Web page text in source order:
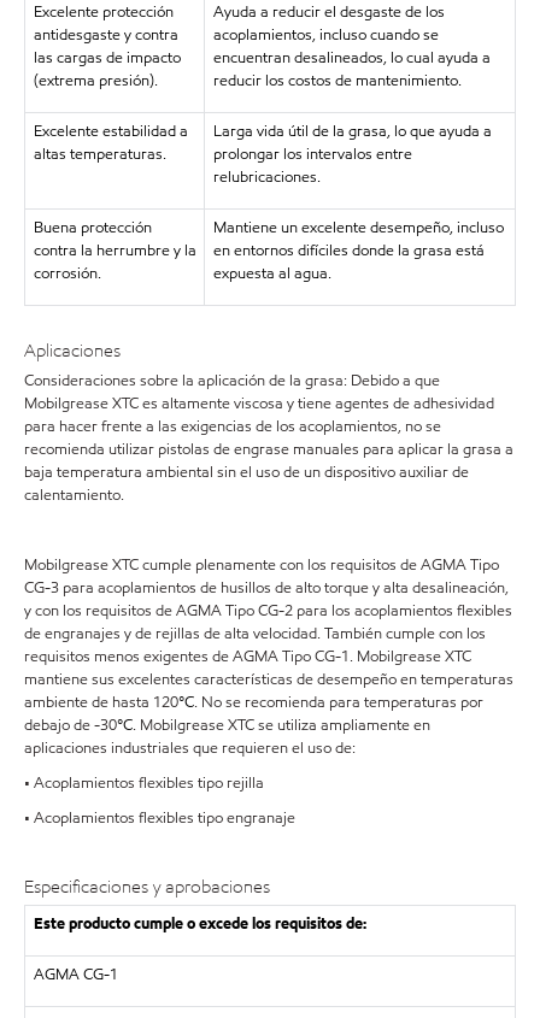
Excelente protección
antidesgaste y contra
las cargas de impacto
(extrema presión).
Ayuda a reducir el desgaste de los
acoplamientos, incluso cuando se
encuentran desalineados, lo cual ayuda a
reducir los costos de mantenimiento.
Excelente estabilidad a
altas temperaturas.
Larga vida útil de la grasa, lo que ayuda a
prolongar los intervalos entre
relubricaciones.
Buena protección
contra la herrumbre y la
corrosión.
Mantiene un excelente desempeño, incluso
en entornos difíciles donde la grasa está
expuesta al agua.
Aplicaciones
Consideraciones sobre la aplicación de la grasa: Debido a que
Mobilgrease XTC es altamente viscosa y tiene agentes de adhesividad
para hacer frente a las exigencias de los acoplamientos, no se
recomienda utilizar pistolas de engrase manuales para aplicar la grasa a
baja temperatura ambiental sin el uso de un dispositivo auxiliar de
calentamiento.
Mobilgrease XTC cumple plenamente con los requisitos de AGMA Tipo
CG-3 para acoplamientos de husillos de alto torque y alta desalineación,
y con los requisitos de AGMA Tipo CG-2 para los acoplamientos flexibles
de engranajes y de rejillas de alta velocidad. También cumple con los
requisitos menos exigentes de AGMA Tipo CG-1. Mobilgrease XTC
mantiene sus excelentes características de desempeño en temperaturas
ambiente de hasta 120°C. No se recomienda para temperaturas por
debajo de -30°C. Mobilgrease XTC se utiliza ampliamente en
aplicaciones industriales que requieren el uso de:
• Acoplamientos flexibles tipo rejilla
• Acoplamientos flexibles tipo engranaje
Especificaciones y aprobaciones
Este producto cumple o excede los requisitos de:
AGMA CG-1